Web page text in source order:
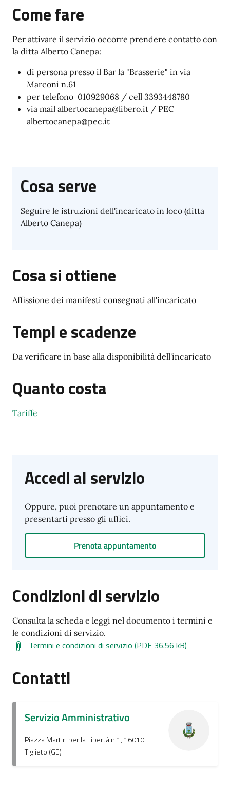
Come fare
Per attivare il servizio occorre prendere contatto con
la ditta Alberto Canepa:
di persona presso il Bar la "Brasserie" in via
Marconi n.61
per telefono 010929068 / cell 3393448780
via mail albertocanepa@libero.it / PEC
albertocanepa@pec.it
Cosa serve
Seguire le istruzioni dell'incaricato in loco (ditta
Alberto Canepa)
Cosa si ottiene
Affissione dei manifesti consegnati all'incaricato
Tempi e scadenze
Da verificare in base alla disponibilità dell'incaricato
Quanto costa
Tariffe
Accedi al servizio
Oppure, puoi prenotare un appuntamento e
presentarti presso gli uffici.
Prenota appuntamento
Condizioni di servizio
Consulta la scheda e leggi nel documento i termini e
le condizioni di servizio.
Termini e condizioni di servizio (PDF 36.56 kB)
Contatti
Servizio Amministrativo
Piazza Martiri per la Libertà n.1, 16010
Tiglieto (GE)